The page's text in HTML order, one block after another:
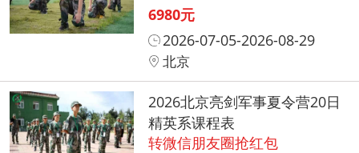
6980元
2026-07-05-2026-08-29
北京
2026北京亮剑军事夏令营20日
精英系课程表
转微信朋友圈抢红包